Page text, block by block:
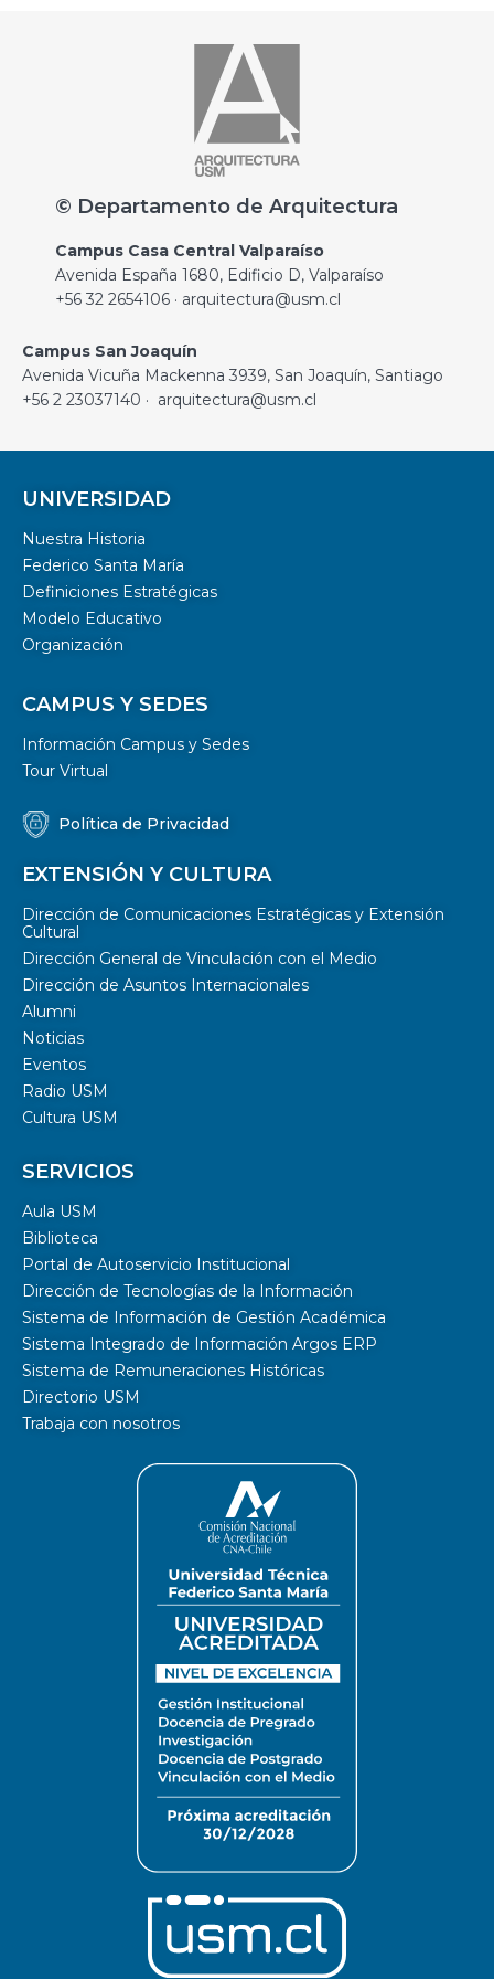
© Departamento de Arquitectura
Campus Casa Central Valparaíso
Avenida España 1680, Edificio D, Valparaíso
+56 32 2654106 · arquitectura@usm.cl
Campus San Joaquín
Avenida Vicuña Mackenna 3939, San Joaquín, Santiago
+56 2 23037140 · arquitectura@usm.cl
UNIVERSIDAD
Nuestra Historia
Federico Santa María
Definiciones Estratégicas
Modelo Educativo
Organización
CAMPUS Y SEDES
Información Campus y Sedes
Tour Virtual
Política de Privacidad
EXTENSIÓN Y CULTURA
Dirección de Comunicaciones Estratégicas y Extensión
Cultural
Dirección General de Vinculación con el Medio
Dirección de Asuntos Internacionales
Alumni
Noticias
Eventos
Radio USM
Cultura USM
SERVICIOS
Aula USM
Biblioteca
Portal de Autoservicio Institucional
Dirección de Tecnologías de la Información
Sistema de Información de Gestión Académica
Sistema Integrado de Información Argos ERP
Sistema de Remuneraciones Históricas
Directorio USM
Trabaja con nosotros